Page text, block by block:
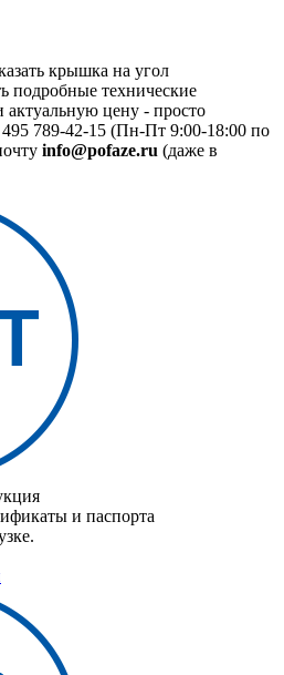
крышка на угол
подробные технические
актуальную цену - просто
789-42-15 (Пн-Пт 9:00-18:00 по
info@pofaze.ru (даже в
и паспорта